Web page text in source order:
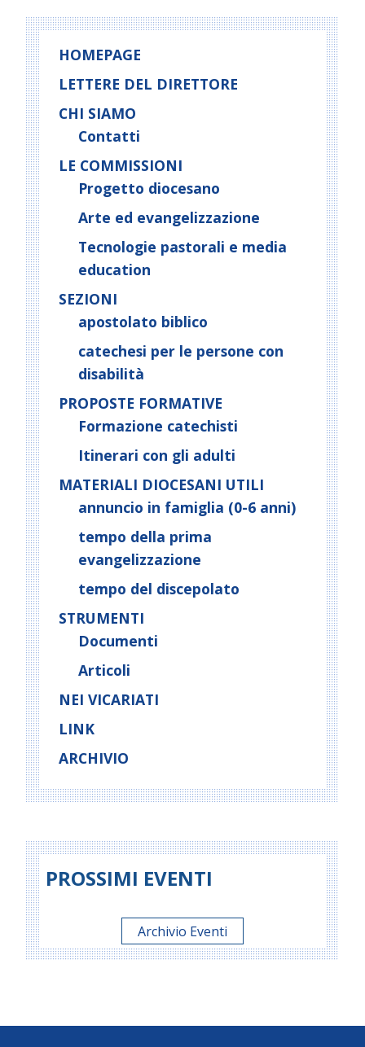
HOMEPAGE
LETTERE DEL DIRETTORE
CHI SIAMO
Contatti
LE COMMISSIONI
Progetto diocesano
Arte ed evangelizzazione
Tecnologie pastorali e media
education
SEZIONI
apostolato biblico
catechesi per le persone con
disabilità
PROPOSTE FORMATIVE
Formazione catechisti
Itinerari con gli adulti
MATERIALI DIOCESANI UTILI
annuncio in famiglia (0-6 anni)
tempo della prima
evangelizzazione
tempo del discepolato
STRUMENTI
Documenti
Articoli
NEI VICARIATI
LINK
ARCHIVIO
PROSSIMI EVENTI
Archivio Eventi